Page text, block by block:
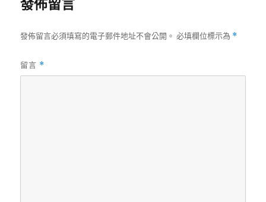
發佈留言
發佈留言必須填寫的電子郵件地址不會公開。 必填欄位標示為 *
留言 *